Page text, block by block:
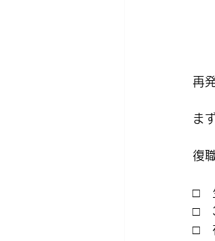
再
ま
復
□　
□　
□　